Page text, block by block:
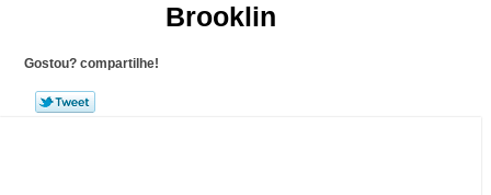
Brooklin
Gostou? compartilhe!